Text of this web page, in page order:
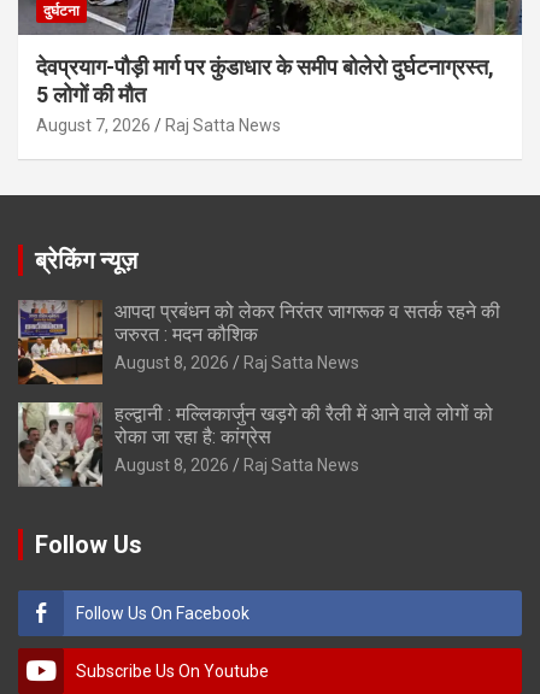
दुर्घटना
देवप्रयाग-पौड़ी मार्ग पर कुंडाधार के समीप बोलेरो दुर्घटनाग्रस्त,
5 लोगों की मौत
August 7, 2026 Raj Satta News
ब्रेकिंग न्यूज़
आपदा प्रबंधन को लेकर निरंतर जागरूक व सतर्क रहने की
जरुरत : मदन कौशिक
August 8, 2026 Raj Satta News
हल्द्वानी : मल्लिकार्जुन खड़गे की रैली में आने वाले लोगों को
रोका जा रहा है: कांग्रेस
August 8, 2026 Raj Satta News
Follow Us
Follow Us On Facebook
Subscribe Us On Youtube